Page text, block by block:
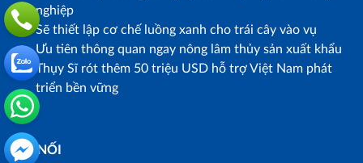
nghiệp
Sẽ thiết lập cơ chế luồng xanh cho trái cây vào vụ
Ưu tiên thông quan ngay nông lâm thủy sản xuất khẩu
Thụy Sĩ rót thêm 50 triệu USD hỗ trợ Việt Nam phát
triển bền vững
KẾT NỐI